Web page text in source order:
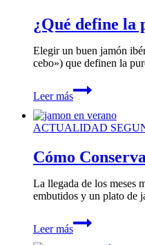
elegir
jamón
paleta
¿Qué define la
Elegir un buen jamón
cebo») que definen la
Leer más
¿Qué
define
pureza
del
Ibérico?
colores
de
cintillas
ACTUALIDAD
Cómo
La llegada de los meses
embutidos y un plato de
Leer más
Cómo
Conservar